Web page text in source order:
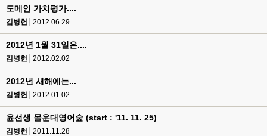
도메인 가치평가....
김병헌 2012.06.29
2012년 1월 31일은....
김병헌 2012.02.02
2012년 새해에는...
김병헌 2012.01.02
윤선생 몰운대영어숲 (start : '11. 11. 25)
김병헌 2011.11.28